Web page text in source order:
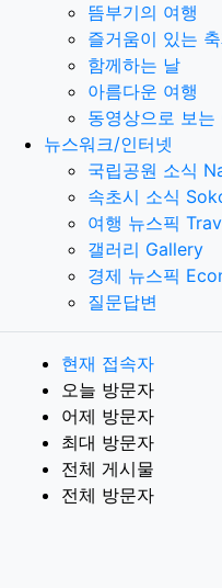
뜸부기의 여행
즐거움이 있는
함께하는 날
아름다운 여행
동영상으로 보는
뉴스워크/인터넷
국립공원 소식
속초시 소식
여행 뉴스픽
갤러리 Gallery
경제 뉴스픽
질문답변
현재 접속자
오늘 방문자
어제 방문자
최대 방문자
전체 게시물
전체 방문자